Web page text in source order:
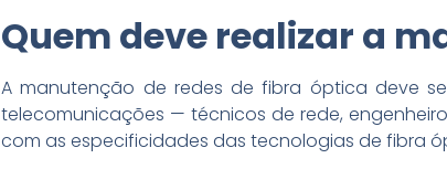
Quem deve realizar a
A manutenção de redes de fibra óptica deve
telecomunicações — técnicos de rede,
com as especificidades das tecnologias de fibra